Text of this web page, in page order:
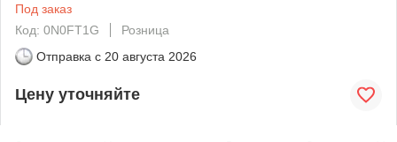
Под заказ
Код: 0N0FT1G
Розница
Отправка с 20 августа 2026
Цену уточняйте